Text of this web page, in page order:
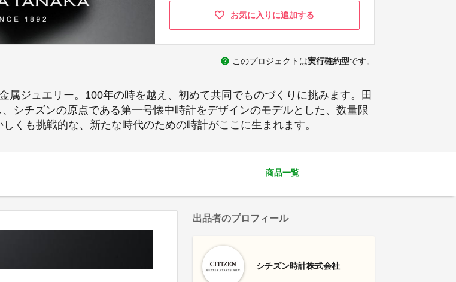
お気に入りに追加する
help このプロジェクトは実行確約型です。
属ジュエリー。100年の時を越え、初めて共同でものづくりに挑みます。田
シチズンの原点である第一号懐中時計をデザインのモデルとした、数量限
くも挑戦的な、新たな時代のための時計がここに生まれます。
商品一覧
出品者のプロフィール
シチズン時計株式会社